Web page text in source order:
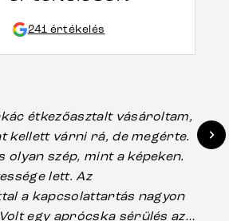
241 értékelés
étkezőasztalt vásároltam,
kellett várni rá, de megérte.
mint a képeken.
lett. Az
a kapcsolattartás nagyon
egy aprócska sérülés az